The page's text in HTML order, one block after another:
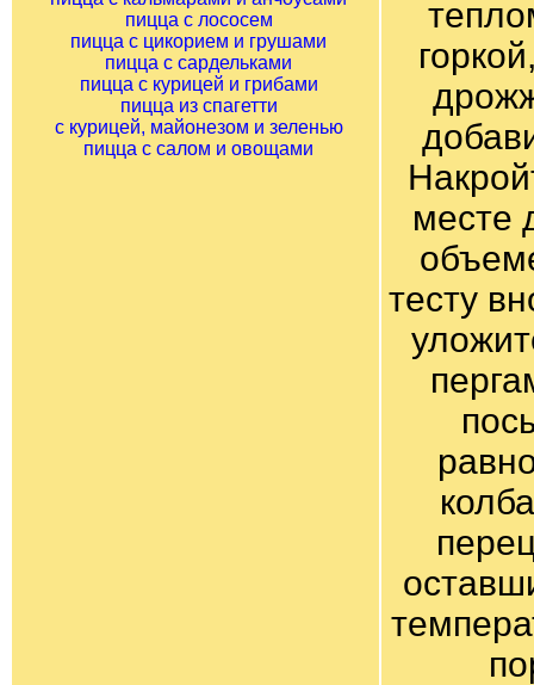
пицца с лососем
пицца с цикорием и грушами
пицца с сардельками
пицца с курицей и грибами
пицца из спагетти
с курицей, майонезом и зеленью
пицца с салом и овощами
месте
тесту